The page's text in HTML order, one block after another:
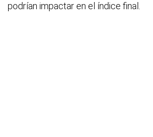
podrían impactar en el índice final.